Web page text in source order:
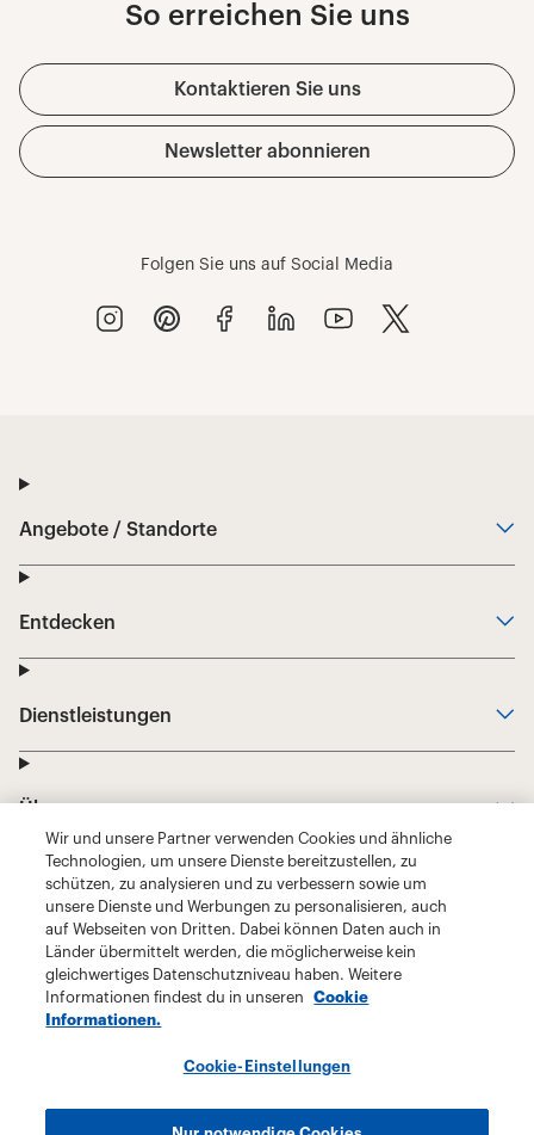
Wir und unsere Partner verwenden Cookies und ähnliche
Technologien, um unsere Dienste bereitzustellen, zu
schützen, zu analysieren und zu verbessern sowie um
unsere Dienste und Werbungen zu personalisieren, auch
auf Webseiten von Dritten. Dabei können Daten auch in
Länder übermittelt werden, die möglicherweise kein
gleichwertiges Datenschutzniveau haben. Weitere
Informationen findest du in unseren
Cookie
Informationen.
Cookie-Einstellungen